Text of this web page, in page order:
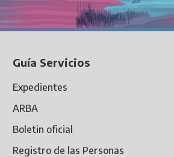
Guía Servicios
Expedientes
ARBA
Boletin oficial
Registro de las Personas